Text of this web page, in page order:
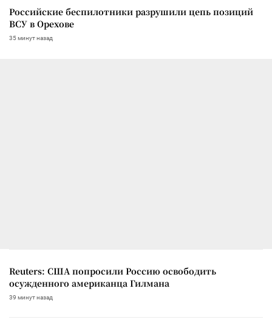
Российские беспилотники разрушили цепь позиций
ВСУ в Орехове
35 минут назад
Reuters: США попросили Россию освободить
осужденного американца Гилмана
39 минут назад